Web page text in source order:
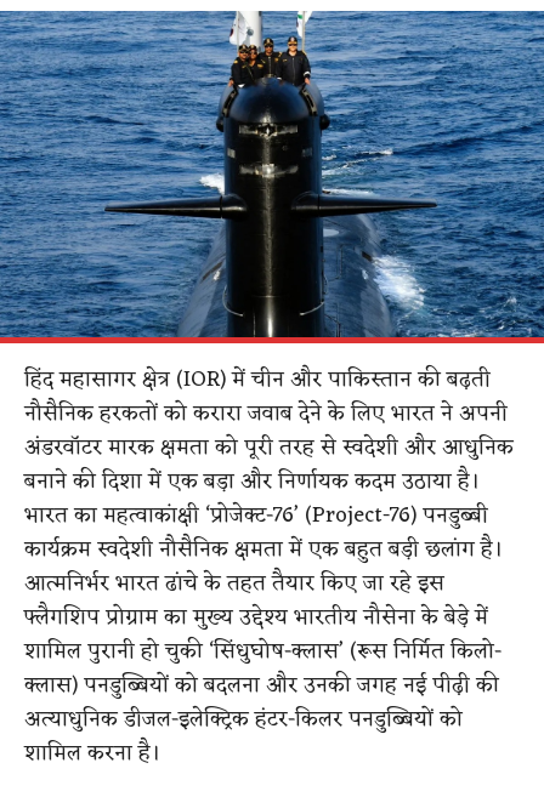
हिंद महासागर क्षेत्र (IOR) में चीन और पाकिस्तान की बढ़ती
नौसैनिक हरकतों को करारा जवाब देने के लिए भारत ने अपनी
अंडरवॉटर मारक क्षमता को पूरी तरह से स्वदेशी और आधुनिक
बनाने की दिशा में एक बड़ा और निर्णायक कदम उठाया है।
भारत का महत्वाकांक्षी ‘प्रोजेक्ट-76’ (Project-76) पनडुब्बी
कार्यक्रम स्वदेशी नौसैनिक क्षमता में एक बहुत बड़ी छलांग है।
आत्मनिर्भर भारत ढांचे के तहत तैयार किए जा रहे इस
फ्लैगशिप प्रोग्राम का मुख्य उद्देश्य भारतीय नौसेना के बेड़े में
शामिल पुरानी हो चुकी ‘सिंधुघोष-क्लास’ (रूस निर्मित किलो-
क्लास) पनडुब्बियों को बदलना और उनकी जगह नई पीढ़ी की
अत्याधुनिक डीजल-इलेक्ट्रिक हंटर-किलर पनडुब्बियों को
शामिल करना है।